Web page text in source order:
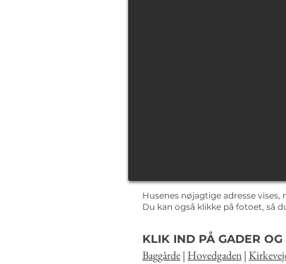
Husenes nøjagtige adresse
Du kan også klikke på fotoet, så
KLIK IND PÅ GADER
Baggårde| Hovedgaden|